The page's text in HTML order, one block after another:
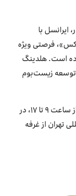
با
فرصتی ویژه
است. هلدینگ
توسعه زیست‌بوم
علاقه‌مندان می‌توانند از ۳ تا ۶ مهرماه ۱۴۰۴، از ساعت ۹ تا ۱۷، در
تهران از غرفه